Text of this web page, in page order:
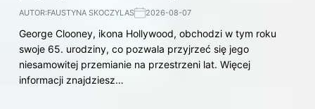
AUTOR:FAUSTYNA SKOCZYLAS 2026-08-07
George Clooney, ikona Hollywood, obchodzi w tym roku
swoje 65. urodziny, co pozwala przyjrzeć się jego
niesamowitej przemianie na przestrzeni lat. Więcej
informacji znajdziesz…